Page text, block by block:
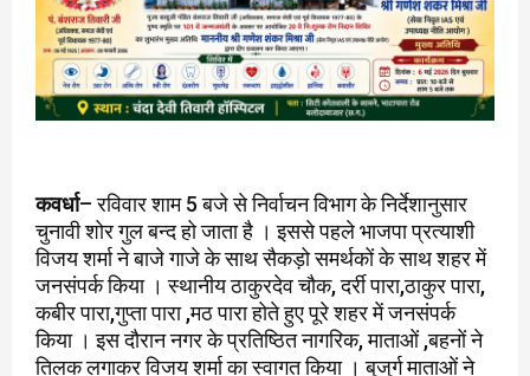
कवर्धा– रविवार शाम 5 बजे से निर्वाचन विभाग के निर्देशानुसार
चुनावी शोर गुल बन्द हो जाता है । इससे पहले भाजपा प्रत्याशी
विजय शर्मा ने बाजे गाजे के साथ सैकड़ो समर्थकों के साथ शहर में
जनसंपर्क किया । स्थानीय ठाकुरदेव चौक, दर्री पारा,ठाकुर पारा,
कबीर पारा,गुप्ता पारा ,मठ पारा होते हुए पूरे शहर में जनसंपर्क
किया । इस दौरान नगर के प्रतिष्ठित नागरिक, माताओं ,बहनों ने
तिलक लगाकर विजय शर्मा का स्वागत किया । बुजुर्ग माताओं ने